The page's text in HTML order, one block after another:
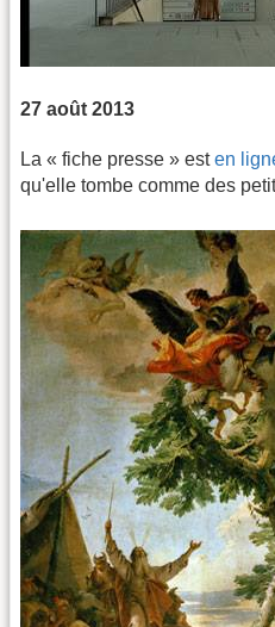
27 août 2013
La « fiche presse » esten
qu'elle tombe comme des